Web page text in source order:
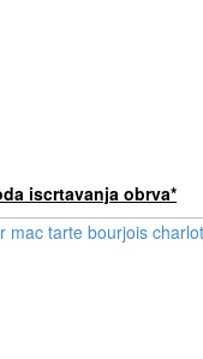
iscrtavanja obrva*